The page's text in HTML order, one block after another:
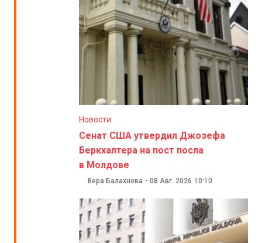
Новости
Сенат США утвердил Джозефа
Беркхалтера на пост посла
в Молдове
Вера Балахнова - 08 Авг. 2026 10:10